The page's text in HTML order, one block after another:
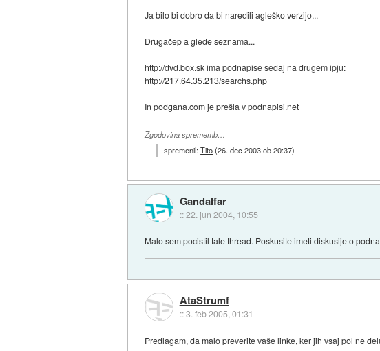
Ja bilo bi dobro da bi naredili agleško verzijo...
Drugačep a glede seznama...
http://dvd.box.skima podnapise sedaj na drugem ipju:
http://217.64.35.213/searchs.php
In podgana.com je prešla v podnapisi.net
Zgodovina sprememb…
spremenil:Tito(26. dec 2003 ob 20:37)
Gandalfar
::22. jun 2004, 10:55
Malo sem pocistil tale thread. Poskusite imeti diskusije o
AtaStrumf
::3. feb 2005, 01:31
Predlagam, da malo preverite vaše linke, ker jih vsaj pol ne